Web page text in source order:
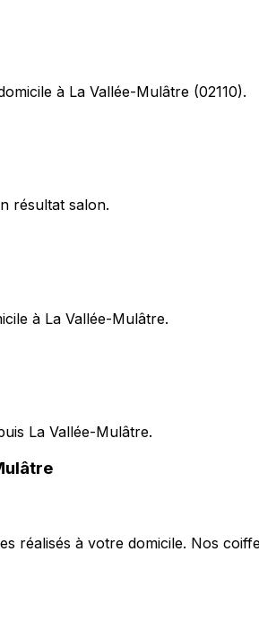
à La Vallée-Mulâtre (02110).
résultat salon.
à La Vallée-Mulâtre.
La Vallée-Mulâtre.
réalisés à votre domicile. Nos